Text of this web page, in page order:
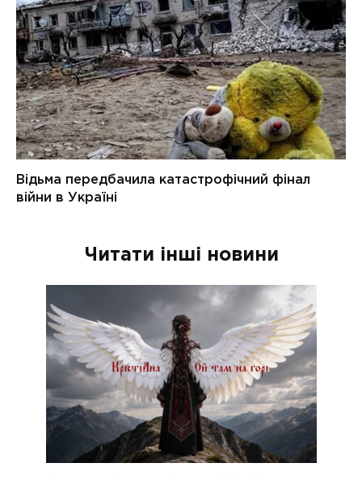
Читати інші новини